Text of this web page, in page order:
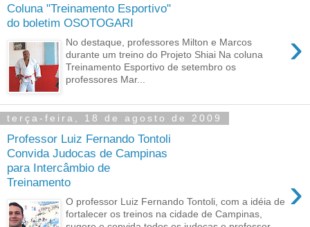
Coluna "Treinamento Esportivo"
do boletim OSOTOGARI
›
No destaque, professores Milton e Marcos
durante um treino do Projeto Shiai Na coluna
Treinamento Esportivo de setembro os
professores Mar...
terça-feira, 18 de agosto de 2009
Professor Luiz Fernando Tontoli
Convida Judocas de Campinas
para Intercâmbio de
Treinamento
›
O professor Luiz Fernando Tontoli, com a idéia de
fortalecer os treinos na cidade de Campinas,